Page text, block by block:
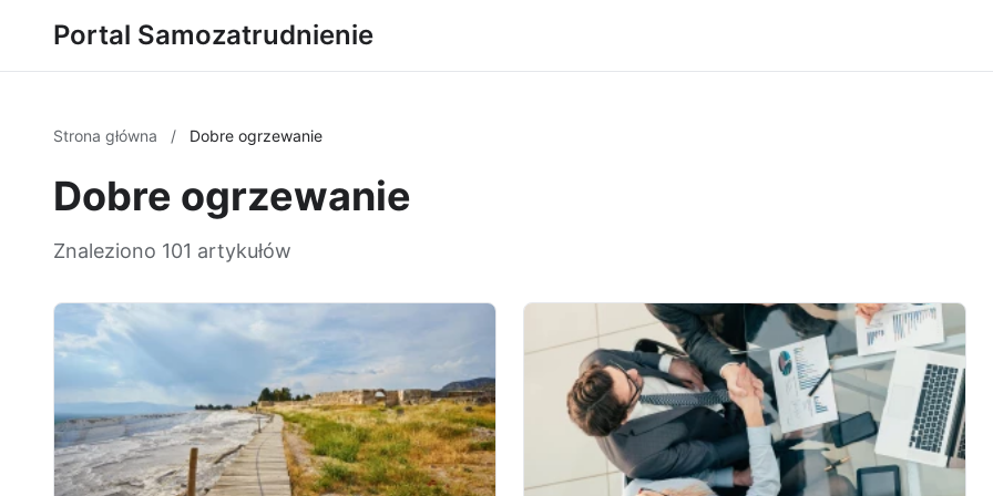
Portal Samozatrudnienie
Strona główna / Dobre ogrzewanie
Dobre ogrzewanie
Znaleziono 101 artykułów